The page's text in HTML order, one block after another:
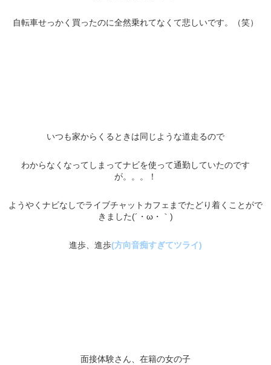
自転車せっかく買ったのに全然乗れてなくて悲しいです。（笑）
いつも家からくるときは同じような道走るので
わからなくなってしまってナビを使って通勤していたのです
が。。。！
ようやくナビなしでライブチャットカフェまでたどり着くことがで
きました(´・ω・｀)
進歩、進歩(方向音痴すぎてツライ)
面接体験さん、在籍の女の子